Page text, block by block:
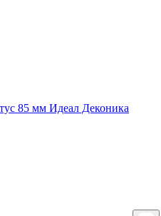
85 мм Идеал Деконика